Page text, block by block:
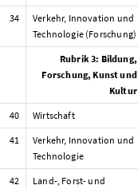
34
Verkehr, Innovation und
Technologie (Forschung)
Rubrik 3: Bildung,
Forschung, Kunst und
Kultur
40 Wirtschaft
41
Verkehr, Innovation und
Technologie
42
Land-, Forst- und